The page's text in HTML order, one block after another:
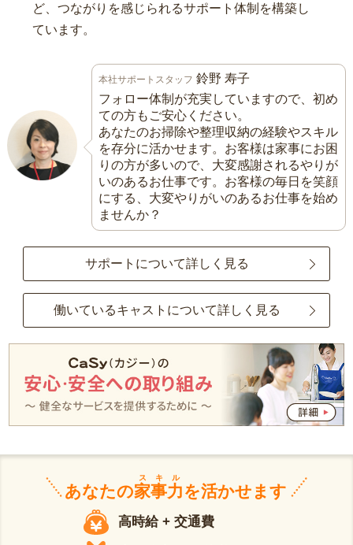
ど、つながりを感じられるサポート体制を構築し
ています。
本社サポートスタッフ 鈴野 寿子
フォロー体制が充実していますので、初め
ての方もご安心ください。
あなたのお掃除や整理収納の経験やスキル
を存分に活かせます。お客様は家事にお困
りの方が多いので、大変感謝されるやりが
いのあるお仕事です。お客様の毎日を笑顔
にする、大変やりがいのあるお仕事を始め
ませんか？
サポートについて詳しく見る
働いているキャストについて詳しく見る
あなたの家事力
スキル
を活かせます
高時給 + 交通費